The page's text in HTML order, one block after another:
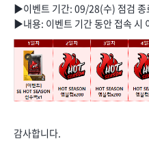
▶이벤트 기간: 09/28(수) 점검
▶내용: 이벤트 기간 동안 접속 시
감사합니다.